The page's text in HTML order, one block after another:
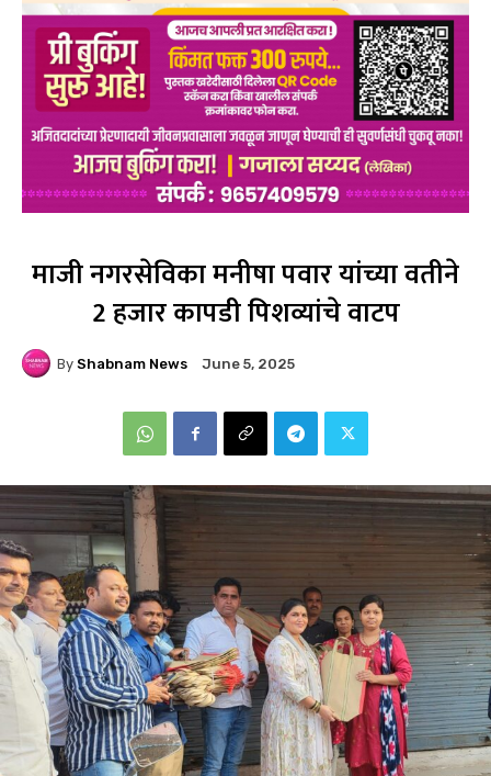
माजी नगरसेविका मनीषा पवार यांच्या वतीने
2 हजार कापडी पिशव्यांचे वाटप
By Shabnam News June 5, 2025